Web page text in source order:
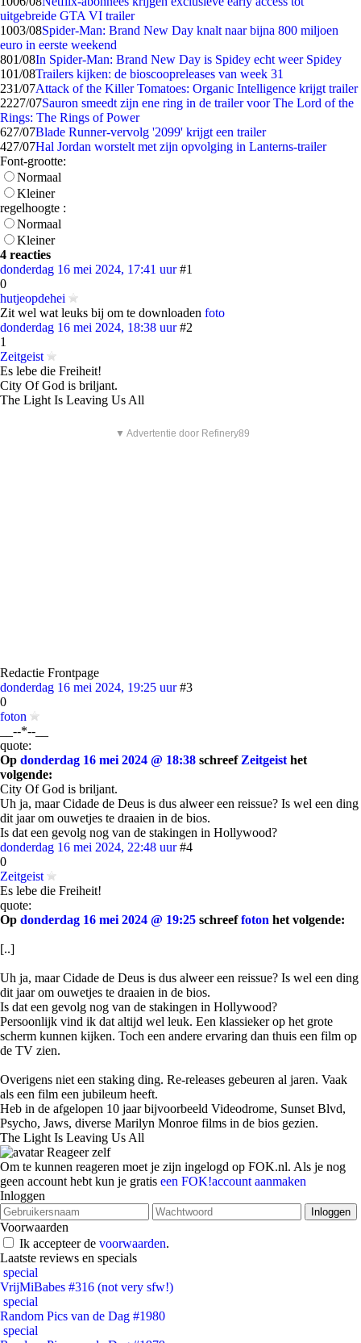
uitgebreide GTA VI trailer
1003/08Spider-Man: Brand New Day knalt naar bijna 800 miljoen
euro in eerste weekend
801/08In Spider-Man: Brand New Day is Spidey echt weer Spidey
101/08Trailers kijken: de bioscoopreleases van week 31
231/07Attack of the Killer Tomatoes: Organic Intelligence krijgt trailer
2227/07Sauron smeedt zijn ene ring in de trailer voor The Lord of the
Rings: The Rings of Power
627/07Blade Runner-vervolg '2099' krijgt een trailer
427/07Hal Jordan worstelt met zijn opvolging in Lanterns-trailer
Font-grootte:
Normaal
Kleiner
regelhoogte :
Normaal
Kleiner
4 reacties
donderdag 16 mei 2024, 17:41 uur #1
0
hutjeopdehei
Zit wel wat leuks bij om te downloaden foto
donderdag 16 mei 2024, 18:38 uur #2
1
Zeitgeist
Es lebe die Freiheit!
City Of God is briljant.
The Light Is Leaving Us All
▼ Advertentie door Refinery89
Redactie Frontpage
donderdag 16 mei 2024, 19:25 uur #3
0
foton
__--*--__
quote:
Op donderdag 16 mei 2024 @ 18:38 schreef Zeitgeist het
volgende:
City Of God is briljant.
Uh ja, maar Cidade de Deus is dus alweer een reissue? Is wel een ding
dit jaar om ouwetjes te draaien in de bios.
Is dat een gevolg nog van de stakingen in Hollywood?
donderdag 16 mei 2024, 22:48 uur #4
0
Zeitgeist
Es lebe die Freiheit!
quote:
Op donderdag 16 mei 2024 @ 19:25 schreeffoton het volgende:
[..]
Uh ja, maar Cidade de Deus is dus alweer een reissue? Is wel een ding
dit jaar om ouwetjes te draaien in de bios.
Is dat een gevolg nog van de stakingen in Hollywood?
Persoonlijk vind ik dat altijd wel leuk. Een klassieker op het grote
scherm kunnen kijken. Toch een andere ervaring dan thuis een film op
de TV zien.
Overigens niet een staking ding. Re-releases gebeuren al jaren. Vaak
als een film een jubileum heeft.
Heb in de afgelopen 10 jaar bijvoorbeeld Videodrome, Sunset Blvd,
Psycho, Jaws, diverse Marilyn Monroe films in de bios gezien.
The Light Is Leaving Us All
Reageer zelf
Om te kunnen reageren moet je zijn ingelogd op FOK.nl. Als je nog
geen account hebt kun je gratis een FOK!account aanmaken
Inloggen
Voorwaarden
Ik accepteer de voorwaarden.
Laatste reviews en specials
special
VrijMiBabes #316 (not very sfw!)
special
Random Pics van de Dag #1980
special